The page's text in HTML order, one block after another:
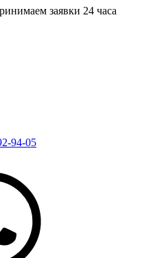
заявки 24 часа
94-05